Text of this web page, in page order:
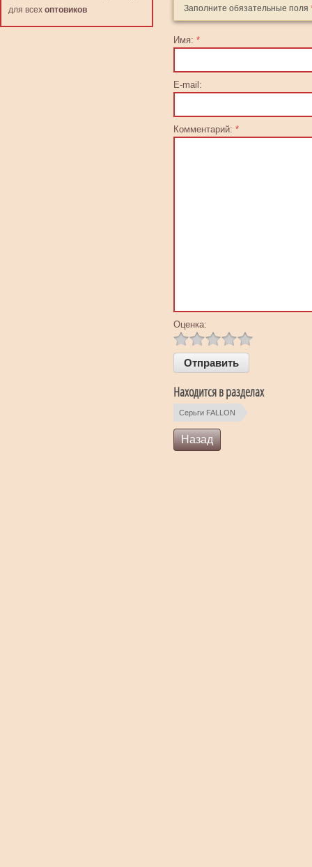
Заполните обязательные поля
Имя: *
E-mail:
Комментарий: *
Оценка:
Находится в разделах
Серьги FALLON
Назад
для всех оптовиков